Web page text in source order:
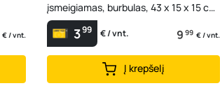
€ / vnt.
įsmeigiamas, burbulas, 43 x 15 x 15 cm,
A17069...
399 € / vnt. 9 99 € / vnt.
Į krepšelį